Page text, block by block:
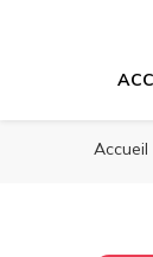
Accueil